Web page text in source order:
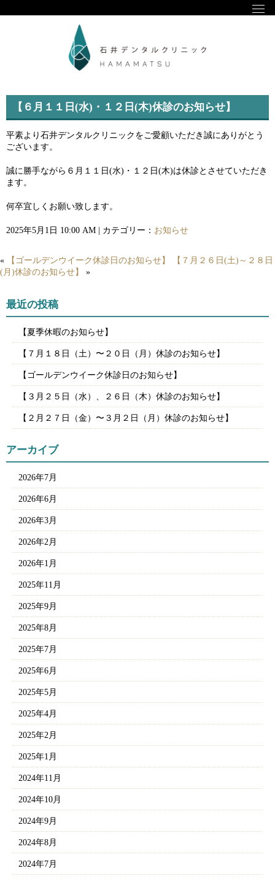
【６月１１日(水)・１２日(木)休診のお知らせ】
平素より石井デンタルクリニックをご愛顧いただき誠にありがとう
ございます。
誠に勝手ながら６月１１日(水)・１２日(木)は休診とさせていただき
ます。
何卒宜しくお願い致します。
2025年5月1日 10:00 AM | カテゴリー： お知らせ
« 【ゴールデンウイーク休診日のお知らせ】
【７月２６日(土)～２８日
(月)休診のお知らせ】
»
最近の投稿
【夏季休暇のお知らせ】
【７月１８日（土）〜２０日（月）休診のお知らせ】
【ゴールデンウイーク休診日のお知らせ】
【３月２５日（水）、２６日（木）休診のお知らせ】
【２月２７日（金）〜３月２日（月）休診のお知らせ】
アーカイブ
2026年7月
2026年6月
2026年3月
2026年2月
2026年1月
2025年11月
2025年9月
2025年8月
2025年7月
2025年6月
2025年5月
2025年4月
2025年2月
2025年1月
2024年11月
2024年10月
2024年9月
2024年8月
2024年7月